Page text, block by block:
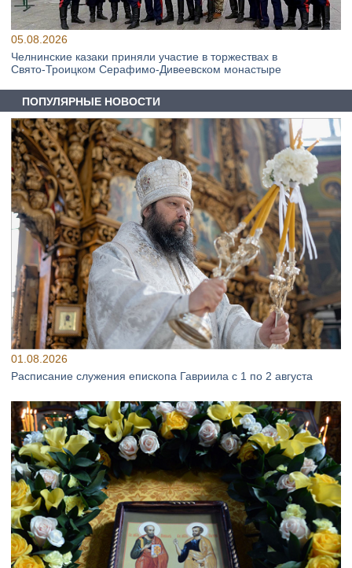
05.08.2026
Челнинские казаки приняли участие в торжествах в
Свято‑Троицком Серафимо‑Дивеевском монастыре
ПОПУЛЯРНЫЕ НОВОСТИ
01.08.2026
Расписание служения епископа Гавриила с 1 по 2 августа